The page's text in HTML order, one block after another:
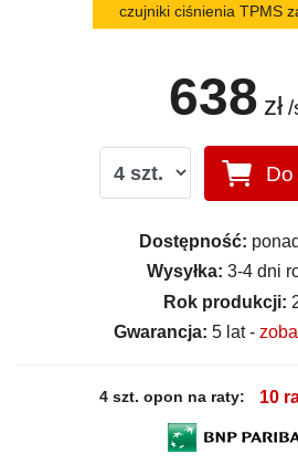
czujniki ciśnienia TPMS
638 zł /
Dostępność:
Wysyłka: 3-4 dni
Rok produkcji:
Gwarancja: 5 lat -
4 szt. opon na raty: 10